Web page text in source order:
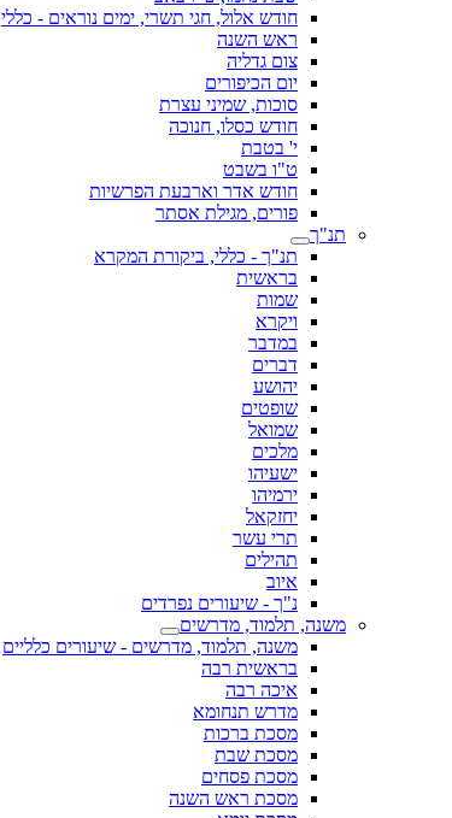
חודש אלול, חגי תשרי, ימים נוראים - כללי
ראש השנה
צום גדליה
יום הכיפורים
סוכות, שמיני עצרת
חודש כסלו, חנוכה
י' בטבת
ט"ו בשבט
חודש אדר וארבעת הפרשיות
פורים, מגילת אסתר
תנ"ך
תנ"ך - כללי, ביקורת המקרא
בראשית
שמות
ויקרא
במדבר
דברים
יהושע
שופטים
שמואל
מלכים
ישעיהו
ירמיהו
יחזקאל
תרי עשר
תהילים
איוב
נ"ך - שיעורים נפרדים
משנה, תלמוד, מדרשים
משנה, תלמוד, מדרשים - שיעורים כלליים
בראשית רבה
איכה רבה
מדרש תנחומא
מסכת ברכות
מסכת שבת
מסכת פסחים
מסכת ראש השנה